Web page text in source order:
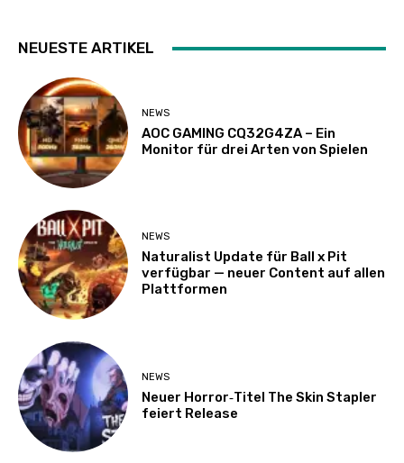
NEUESTE ARTIKEL
NEWS
AOC GAMING CQ32G4ZA – Ein
Monitor für drei Arten von Spielen
NEWS
Naturalist Update für Ball x Pit
verfügbar — neuer Content auf allen
Plattformen
NEWS
Neuer Horror‑Titel The Skin Stapler
feiert Release